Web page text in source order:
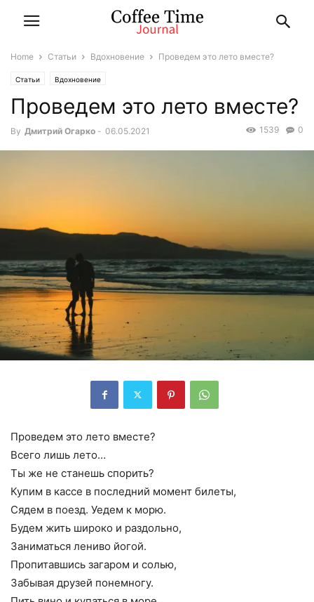
Home Статьи Вдохновение Проведем это лето вместе?
Статьи Вдохновение
Проведем это лето вместе?
By Дмитрий Огарко - 06.05.2021 0
1539
Проведем это лето вместе?
Всего лишь лето…
Ты же не станешь спорить?
Купим в кассе в последний момент билеты,
Сядем в поезд. Уедем к морю.
Будем жить широко и раздольно,
Заниматься лениво йогой.
Пропитавшись загаром и солью,
Забывая друзей понемногу.